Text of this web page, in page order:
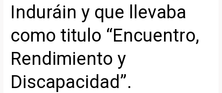
Induráin y que llevaba
como titulo “Encuentro,
Rendimiento y
Discapacidad”.